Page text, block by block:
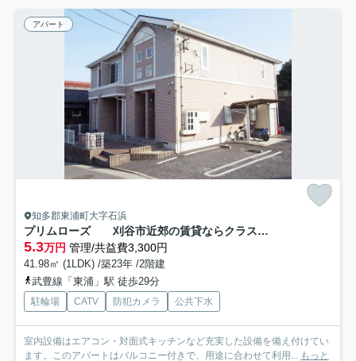
アパート
知多郡東浦町大字石浜
プリムローズ 刈谷市近郊の賃貸ならクラスホーム刈谷店
5.3万円 管理/共益費3,300円
41.98㎡ (1LDK) /築23年 /2階建
武豊線「東浦」駅 徒歩29分
駐輪場 CATV 防犯カメラ 公共下水
室内設備はエアコン・対面式キッチンなど充実した設備を備え付けてい
ます。このアパートはバルコニー付きで、用途に合わせて利用... もっと